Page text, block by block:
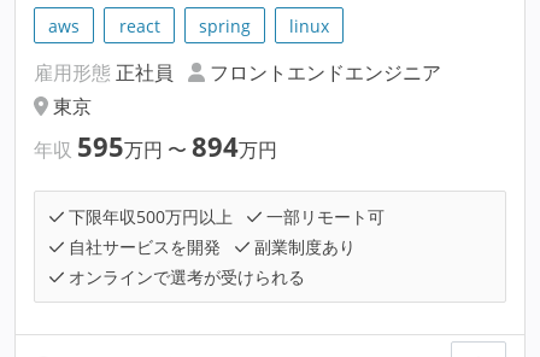
aws react spring linux
雇用形態 正社員
フロントエンドエンジニア
東京
年収 595万円 〜 894万円
下限年収500万円以上
一部リモート可
自社サービスを開発
副業制度あり
オンラインで選考が受けられる